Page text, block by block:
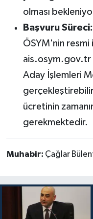
olması
Başvuru Süreci:
ÖSYM'nin
ais.osym.gov.tr
Aday İşlemleri
ücretinin
gerekmektedir.
Muhabir: Çağlar